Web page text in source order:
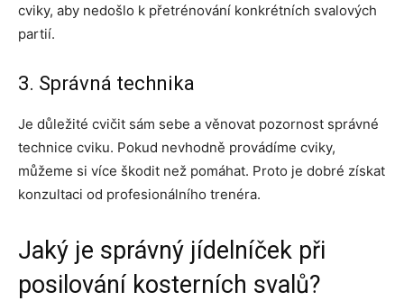
cviky, aby nedošlo k přetrénování konkrétních svalových
partií.
3. Správná technika
Je důležité cvičit sám sebe a věnovat pozornost správné
technice cviku. Pokud nevhodně provádíme cviky,
můžeme si více škodit než pomáhat. Proto je dobré získat
konzultaci od profesionálního trenéra.
Jaký je správný jídelníček při
posilování kosterních svalů?